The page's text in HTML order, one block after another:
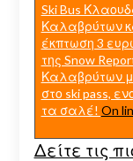
Ski Bus
Καλαβρύτων
έκπτωση 3
της Snow
Καλαβρύτων
στο ski pass,
τα σαλέ! On
Δείτε τις